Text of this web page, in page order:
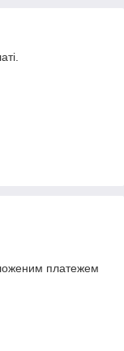
платежем